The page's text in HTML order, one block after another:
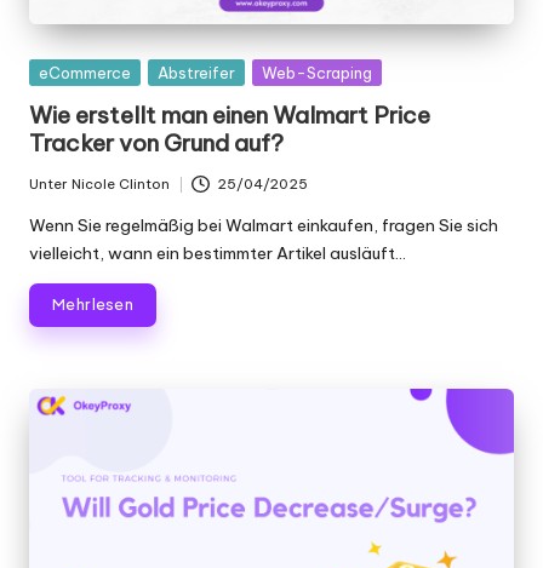
o
st
e
nl
o
s
e
T
st
er
Gepostet
eCommerce Abstreifer Web-Scraping
Wie erstellt man einen Walmart Price
Tracker von Grund auf?
von
Unter Nicole Clinton 25/04/2025
Wenn Sie regelmäßig bei Walmart einkaufen, fragen Sie sich
vielleicht, wann ein bestimmter Artikel ausläuft...
Mehr lesen